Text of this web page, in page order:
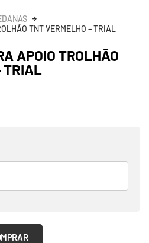
TNT VERMELHO – TRIAL
APOIO TROLHÃO
TRIAL